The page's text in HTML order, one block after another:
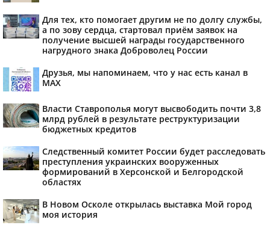
Для тех, кто помогает другим не по долгу службы,
а по зову сердца, стартовал приём заявок на
получение высшей награды государственного
нагрудного знака Доброволец России
Друзья, мы напоминаем, что у нас есть канал в
МАХ
Власти Ставрополья могут высвободить почти 3,8
млрд рублей в результате реструктуризации
бюджетных кредитов
Следственный комитет России будет расследовать
преступления украинских вооруженных
формирований в Херсонской и Белгородской
областях
В Новом Осколе открылась выставка Мой город
моя история